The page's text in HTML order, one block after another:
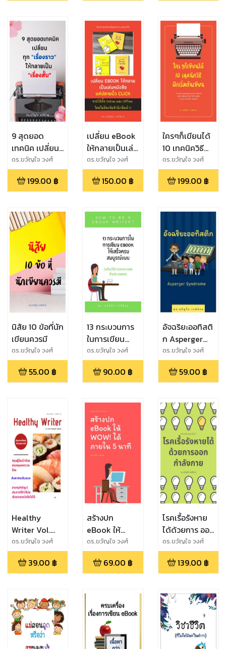
9 สุดยอด
เทคนิค เปลี่ยน
ทุก "เรื่องราว"
ให้กลายเป็น
"เรื่องสั้น"
ดร.ขวัญใจ วงศ์
ช่วย
199.00 ฿
เปลี่ยน eBook
ให้กลายเป็นเล่ม
หนังสือ แค่
ปลายนิ้ว Click
ดร.ขวัญใจ วงศ์
ช่วย
150.00 ฿
ใครๆก็เขียนได้
10 เทคนิควิธี
ฝึกเริ่มต้นเขียน
ดร.ขวัญใจ วงศ์
ช่วย
199.00 ฿
นิสัย 10 ข้อที่นัก
เขียนควรมี
ดร.ขวัญใจ วงศ์
ช่วย
55.00 ฿
13 กระบวนการ
ในการเขียน
EBOOK ให้เสร็จ
ครบสมบูรณ์
แบบ (พร้อมวิธี
ISBN สำหรับ
EBOOK)
ดร.ขวัญใจ วงศ์
ช่วย
90.00 ฿
อัจฉริยะออทิสติ
ก Asperger
Syndrome
ดร.ขวัญใจ วงศ์
ช่วย
59.00 ฿
Healthy
Writer Vol.
Issue 12 (16
Oct 2019)
ดร.ขวัญใจ วงศ์
ช่วย
39.00 ฿
สร้างปก
eBook ให้
WOW! ได้
ภายใน 5 นาที
ดร.ขวัญใจ วงศ์
ช่วย
69.00 ฿
โรคเรื้อรังหาย
ได้ด้วยการ ออก
กำลังกาย (ฉบับ
ปรับปรุง I)
ดร.ขวัญใจ วงศ์
ช่วย
139.00 ฿